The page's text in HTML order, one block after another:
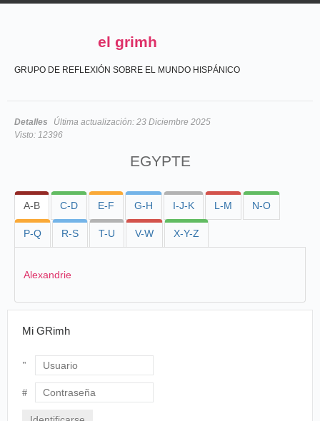
el grimh
GRUPO DE REFLEXIÓN SOBRE EL MUNDO HISPÁNICO
Detalles Última actualización: 23 Diciembre 2025
Visto: 12396
EGYPTE
A-B C-D E-F G-H I-J-K L-M N-O
P-Q R-S T-U V-W X-Y-Z
Alexandrie
Mi GRimh
Usuario